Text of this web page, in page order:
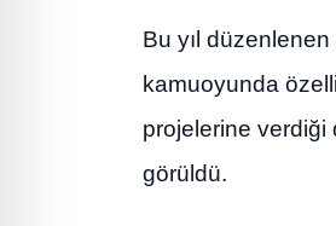
Bu yıl düzenlenen
kamuoyunda
projelerine verdiği
görüldü.